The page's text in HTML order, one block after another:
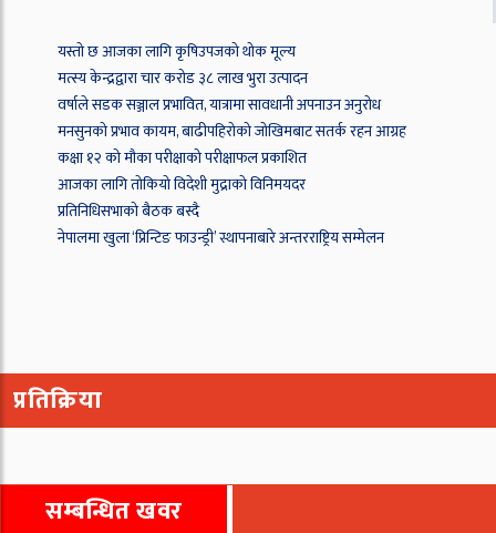
यस्तो छ आजका लागि कृषिउपजको थोक मूल्य
मत्स्य केन्द्रद्वारा चार करोड ३८ लाख भुरा उत्पादन
वर्षाले सडक सञ्जाल प्रभावित, यात्रामा सावधानी अपनाउन अनुरोध
मनसुनको प्रभाव कायम, बाढीपहिरोको जोखिमबाट सतर्क रहन आग्रह
कक्षा १२ को मौका परीक्षाको परीक्षाफल प्रकाशित
आजका लागि तोकियो विदेशी मुद्राको विनिमयदर
प्रतिनिधिसभाको बैठक बस्दै
नेपालमा खुला ‘प्रिन्टिङ फाउन्ड्री’ स्थापनाबारे अन्तरराष्ट्रिय सम्मेलन
प्रतिक्रिया
सम्बन्धित खवर